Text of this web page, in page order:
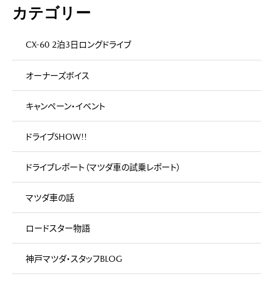
カテゴリー
CX-60 2泊3日ロングドライブ
オーナーズボイス
キャンペーン・イベント
ドライブSHOW!!
ドライブレポート（マツダ車の試乗レポート）
マツダ車の話
ロードスター物語
神戸マツダ・スタッフBLOG